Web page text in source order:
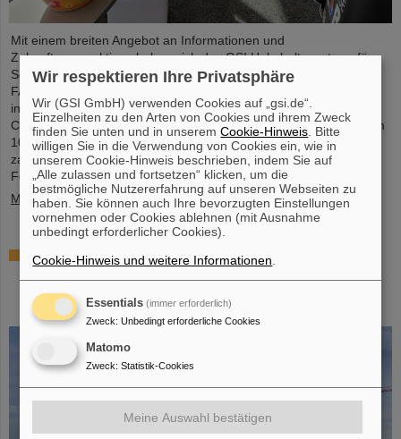
Mit einem breiten Angebot an Informationen und
Zukunftsperspektiven haben sich das GSI Helmholtzzentrum für
Schwerionenforschung und das künftige Beschleunigerzentrum
FAIR, das derzeit bei GSI in Darmstadt entsteht, an dem
internationalen Innovationskongress „Curious – Future Inside
Conference“ beteiligt. Die interdisziplinäre Veranstaltung fand vom
10. bis 11. Juli in der Rheingoldhalle in Mainz statt und zog
zahlreiche renommierte Bildungsinstitutionen,
Forschungseinrichtungen und...
Mehr »
Förderung und Erhalt von Technologie-Knowhow
Business und Commonwealth Fusion Systems
besuchen GSI
Wir respektieren Ihre Privatsphäre
Wir (GSI GmbH) verwenden Cookies auf „gsi.de“.
Einzelheiten zu den Arten von Cookies und ihrem Zweck
finden Sie unten und in unseremCookie-Hinweis . Bitte
willigen Sie in die Verwendung von Cookies ein, wie in
unserem Cookie-Hinweis beschrieben, indem Sie auf
„Alle zulassen und fortsetzen“ klicken, um die
bestmögliche Nutzererfahrung auf unseren Webseiten zu
haben. Sie können auch Ihre bevorzugten Einstellungen
vornehmen oder Cookies ablehnen (mit Ausnahme
unbedingt erforderlicher Cookies).
Cookie-Hinweis und weitere Informationen
Essentials (immer erforderlich)
Zweck: Unbedingt erforderliche Cookies
Matomo
Zweck: Statistik-Cookies
Meine Auswahl bestätigen